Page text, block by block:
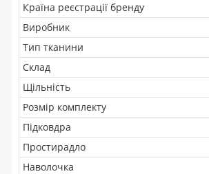
Країна реєстрації бренду
Виробник
Тип тканини
Склад
Щільність
Розмір комплекту
Підковдра
Простирадло
Наволочка